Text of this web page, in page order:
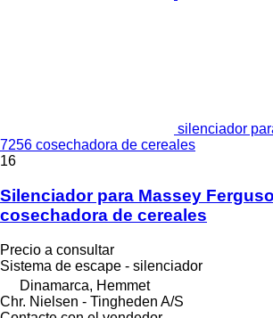
silenciador
7256 cosechadora de cereales
16
Silenciador para Massey
cosechadora de cereales
Precio a consultar
Sistema de escape - silenciador
Dinamarca, Hemmet
Chr. Nielsen - Tingheden A/S